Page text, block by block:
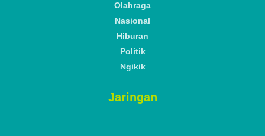
Olahraga
Nasional
Hiburan
Politik
Ngikik
Jaringan